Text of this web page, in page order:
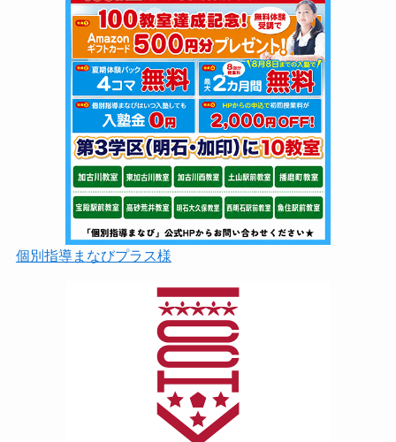
個別指導まなびプラス様